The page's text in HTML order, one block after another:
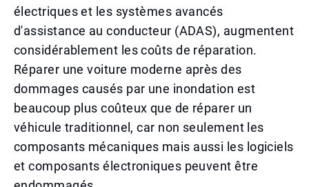
électriques et les systèmes avancés
d'assistance au conducteur (ADAS), augmentent
considérablement les coûts de réparation.
Réparer une voiture moderne après des
dommages causés par une inondation est
beaucoup plus coûteux que de réparer un
véhicule traditionnel, car non seulement les
composants mécaniques mais aussi les logiciels
et composants électroniques peuvent être